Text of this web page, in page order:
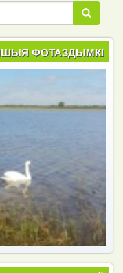
Пошук
Пошук
ФОТАЗДЫМКІ